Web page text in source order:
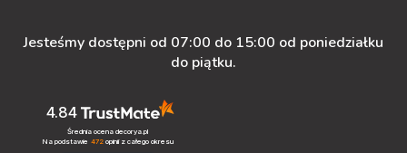
Jesteśmy dostępni od 07:00 do 15:00 od poniedziałku
do piątku.
4.84
Średnia ocena decorya.pl
Na podstawie 472opinii z całego okresu